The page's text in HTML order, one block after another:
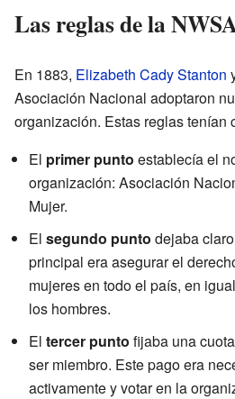
Las reglas de la
En 1883, Elizabeth Cady Stanton
Asociación Nacional adoptaron
organización. Estas reglas tenían
El primer punto establecía el
organización: Asociación
Mujer.
El segundo punto dejaba
principal era asegurar el
mujeres en todo el país, en
los hombres.
El tercer punto fijaba una
ser miembro. Este pago era
activamente y votar en la